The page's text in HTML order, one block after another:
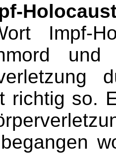
Impf-
und
richtig so.